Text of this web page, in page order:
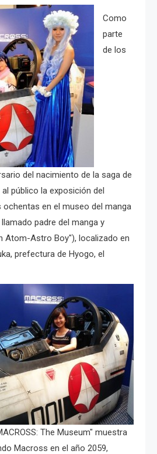
Como
parte
de los
del nacimiento de la saga de
al público la exposición del
en el museo del manga
padre del manga y
Atom-Astro Boy"), localizado en
prefectura de Hyogo, el
The Museum" muestra
Macross en el año 2059,